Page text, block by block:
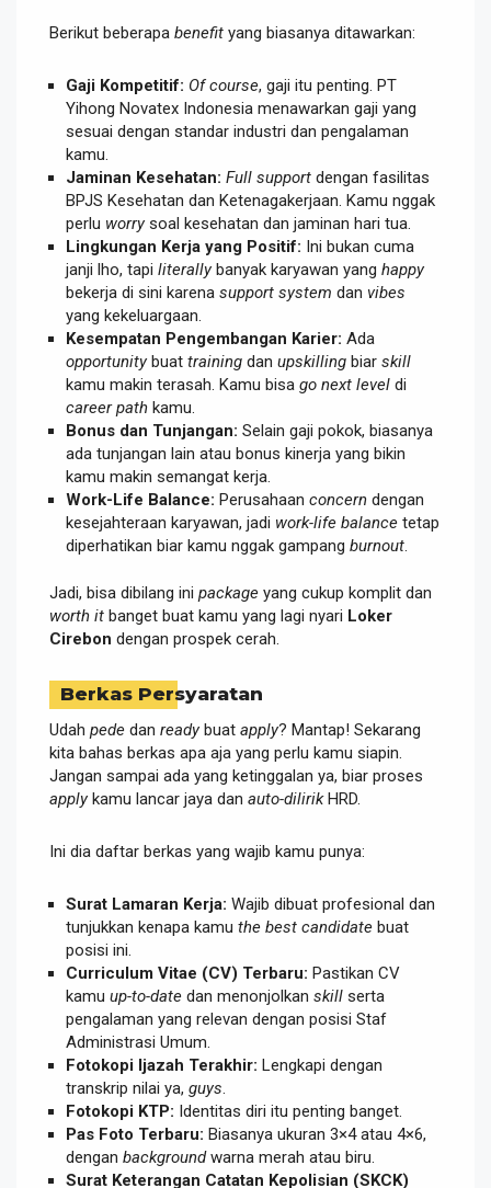
Berikut beberapa benefit yang biasanya ditawarkan:
Gaji Kompetitif: Of course, gaji itu penting. PT
Yihong Novatex Indonesia menawarkan gaji yang
sesuai dengan standar industri dan pengalaman
kamu.
Jaminan Kesehatan: Full support dengan fasilitas
BPJS Kesehatan dan Ketenagakerjaan. Kamu nggak
perlu worrysoal kesehatan dan jaminan hari tua.
Lingkungan Kerja yang Positif: Ini bukan cuma
janji lho, tapi literallybanyak karyawan yang happy
bekerja di sini karena support system dan vibes
yang kekeluargaan.
Kesempatan Pengembangan Karier: Ada
opportunitybuat training dan upskilling biar skill
kamu makin terasah. Kamu bisa go next level di
career path kamu.
Bonus dan Tunjangan: Selain gaji pokok, biasanya
ada tunjangan lain atau bonus kinerja yang bikin
kamu makin semangat kerja.
Work-Life Balance: Perusahaan concern dengan
kesejahteraan karyawan, jadi work-life balance tetap
diperhatikan biar kamu nggak gampang burnout
Jadi, bisa dibilang ini package yang cukup komplit dan
worth it banget buat kamu yang lagi nyari Loker
Cirebon dengan prospek cerah.
Berkas Persyaratan
Udah pede dan readybuat apply? Mantap! Sekarang
kita bahas berkas apa aja yang perlu kamu siapin.
Jangan sampai ada yang ketinggalan ya, biar proses
applykamu lancar jaya dan auto-dilirikHRD.
Ini dia daftar berkas yang wajib kamu punya:
Surat Lamaran Kerja: Wajib dibuat profesional dan
tunjukkan kenapa kamu the best candidate buat
posisi ini.
Curriculum Vitae (CV) Terbaru: Pastikan CV
kamu up-to-date dan menonjolkan skill serta
pengalaman yang relevan dengan posisi Staf
Administrasi Umum.
Fotokopi Ijazah Terakhir: Lengkapi dengan
transkrip nilai ya, guys.
Fotokopi KTP: Identitas diri itu penting banget.
Pas Foto Terbaru: Biasanya ukuran 3×4 atau 4×6,
dengan backgroundwarna merah atau biru.
Surat Keterangan Catatan Kepolisian (SKCK)